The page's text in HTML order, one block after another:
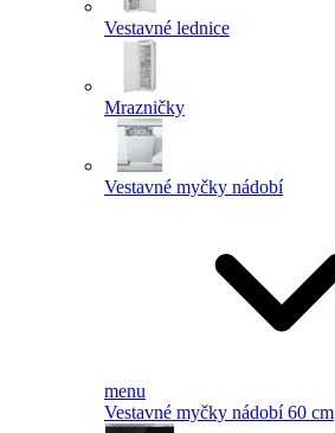
Vestavné lednice
Mrazničky
Vestavné myčky nádobí
menu
Vestavné myčky nádobí 60 cm